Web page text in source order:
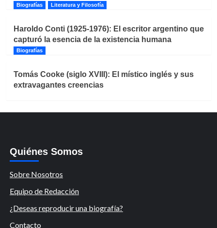
Biografías Literatura y Filosofía
Haroldo Conti (1925-1976): El escritor argentino que
capturó la esencia de la existencia humana
Biografías
Tomás Cooke (siglo XVIII): El místico inglés y sus
extravagantes creencias
Quiénes Somos
Sobre Nosotros
Equipo de Redacción
¿Deseas reproducir una biografía?
Contacto